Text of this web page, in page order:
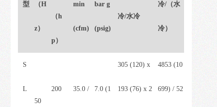
型 （H
z）
（h
p）
min
(cfm)
bar g
(psig)
冷/水冷
冷/（水
冷）
S
L
50
200 35.0 / 7.0 (1
305 (120) x
193 (76) x 2
4853 (10
699) / 52